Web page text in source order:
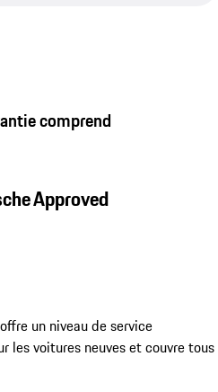
comprend
Approved
un niveau de service
les voitures neuves et couvre tous